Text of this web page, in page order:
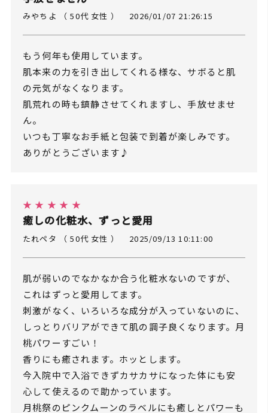
みやちよ （ 50代 女性 ） 2026/01/07 21:26:15
もう何年も使用しています。
肌本来の力を引き出してくれる様な、サボると肌
の元気がなくなります。
肌荒れの時も鎮静させてくれますし、手放せませ
ん。
いつも丁寧なお手紙と包装で到着が楽しみです。
ありがとうございます♪
★ ★ ★ ★ ★
癒しの化粧水、ずっと愛用
たれペタ （ 50代 女性 ） 2025/09/13 10:11:00
肌が弱いのでなかなか合う化粧水ないのですが、
これはずっと愛用してます。
刺激がなく、いろいろな成分が入っていないのに、
しっとりバリアができて肌の調子良くなります。月
桃パワーすごい！
香りにも癒されます。ホッとします。
今入院中で入浴できずカサカサになった体にも安
心して使えるので助かっています。
月桃祭のピンクムーンのラベルにも癒しとパワーも